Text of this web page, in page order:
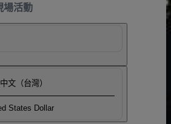
場活動
文（台灣）
States Dollar